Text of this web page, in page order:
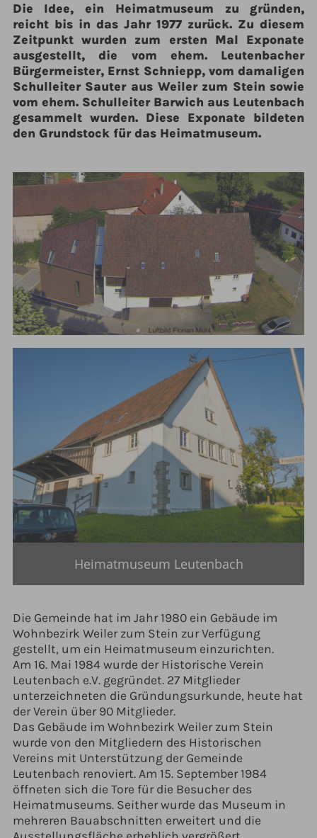
Die Idee, ein Heimatmuseum zu gründen,
reicht bis in das Jahr 1977 zurück. Zu diesem
Zeitpunkt wurden zum ersten Mal Exponate
ausgestellt, die vom ehem. Leutenbacher
Bürgermeister, Ernst Schniepp, vom damaligen
Schulleiter Sauter aus Weiler zum Stein sowie
vom ehem. Schulleiter Barwich aus Leutenbach
gesammelt wurden. Diese Exponate bildeten
den Grundstock für das Heimatmuseum.
Heimatmuseum Leutenbach
Die Gemeinde hat im Jahr 1980 ein Gebäude im
Wohnbezirk Weiler zum Stein zur Verfügung
gestellt, um ein Heimatmuseum einzurichten.
Am 16. Mai 1984 wurde der Historische Verein
Leutenbach e.V. gegründet. 27 Mitglieder
unterzeichneten die Gründungsurkunde, heute hat
der Verein über 90 Mitglieder.
Das Gebäude im Wohnbezirk Weiler zum Stein
wurde von den Mitgliedern des Historischen
Vereins mit Unterstützung der Gemeinde
Leutenbach renoviert. Am 15. September 1984
öffneten sich die Tore für die Besucher des
Heimatmuseums. Seither wurde das Museum in
mehreren Bauabschnitten erweitert und die